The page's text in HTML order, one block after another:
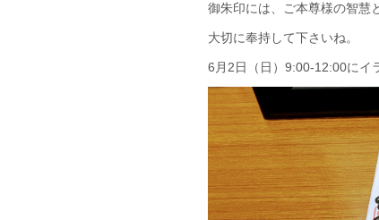
御朱印には、ご本尊様の智慧
大切に奉持して下さいね。
6月2日（日）9:00-12:00にイ